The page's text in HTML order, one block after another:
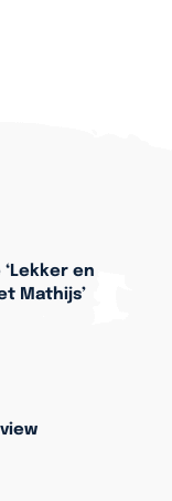
en
Mathijs’